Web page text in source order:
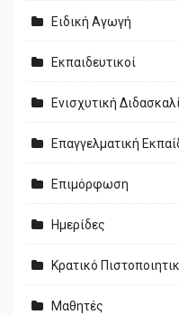
Ειδική Αγωγή
Εκπαιδευτικοί
Ενισχυτική
Επαγγελματική
Επιμόρφωση
Ημερίδες
Κρατικό
Μαθητές